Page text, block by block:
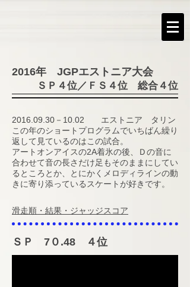
​2016年 JGPエストニア大会
ＳＰ４位／ＦＳ４位 総合４位
​2016.09.30－10.02 エストニア タリン
この年のショートプログラムでいちばん繰り
返して見ているのはこの試合。
​アートオンアイスの2A着氷の後、Ｄの音に
合わせて音の長さだけ足もそのままにしてい
るところとか、とにかくメロディラインの動
きに寄り添っているスケートが好きです。
​滑走順・結果・ジャッジスコア
ＳＰ 7０.48 ４位​